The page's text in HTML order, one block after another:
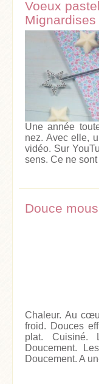
Voeux
Une année
nez. Avec elle,
vidéo. Sur
sens. Ce ne sont
Douce
Chaleur. Au
froid. Douces
plat. Cuisiné.
Doucement.
Doucement. A